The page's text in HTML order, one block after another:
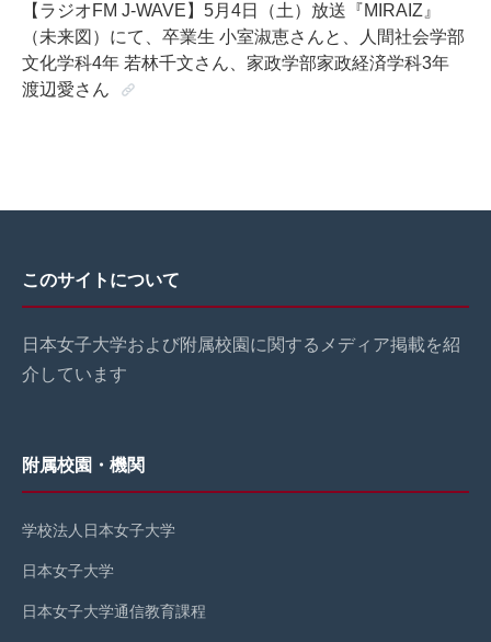
【ラジオFM J-WAVE】5月4日（土）放送『MIRAIZ』
（未来図）にて、卒業生 小室淑恵さんと、人間社会学部
文化学科4年 若林千文さん、家政学部家政経済学科3年
渡辺愛さん
このサイトについて
日本女子大学および附属校園に関するメディア掲載を紹
介しています
附属校園・機関
学校法人日本女子大学
日本女子大学
日本女子大学通信教育課程